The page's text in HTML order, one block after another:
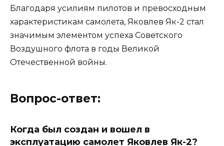
Благодаря усилиям пилотов и превосходным
характеристикам самолета, Яковлев Як-2 стал
значимым элементом успеха Советского
Воздушного флота в годы Великой
Отечественной войны.
Вопрос-ответ:
Когда был создан и вошел в
эксплуатацию самолет Яковлев Як-2?